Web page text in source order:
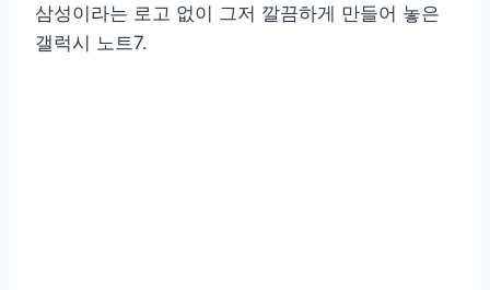
삼성이라는 로고 없이 그저 깔끔하게 만들어 놓은
갤럭시 노트7.